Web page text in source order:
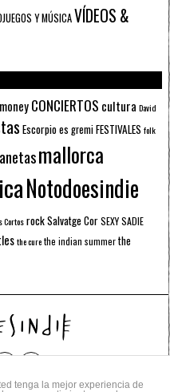
Y MÚSICAVÍDEOS &
CONCIERTOS cultura David
Escorpioes gremiFESTIVALES folk
mallorca
Notodoesindie
CortosrockSalvatge CorSEXY SADIE
the curethe indian summerthe
tenga la mejor experiencia de